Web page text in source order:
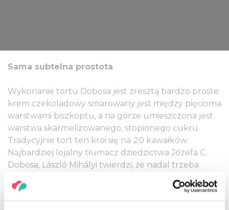
Sama subtelna prostota
Wykonanie tortu Dobosa jest zresztą bardzo proste:
krem czekoladowy smarowany jest między pięcioma
warstwami biszkoptu, a na górze umieszczona jest
warstwa skarmelizowanego, stopionego cukru.
Tradycyjnie tort ten kroi się na 20 kawałków.
Najbardziej lojalny tłumacz dziedzictwa Józefa C.
Dobosa, László Mihályi twierdzi, że nadal trzeba
gwarantować ten gęsty smak, który artysta
wymarzył ponad 130 lat temu.